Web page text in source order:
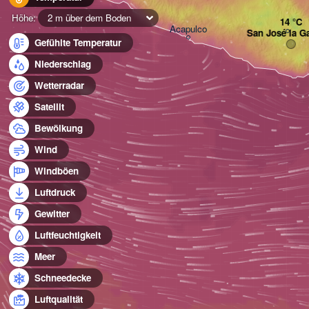
Höhe:
2 m über dem Boden
Gefühlte Temperatur
Niederschlag
Wetterradar
Satellit
Bewölkung
Wind
Windböen
Luftdruck
Gewitter
Luftfeuchtigkeit
Meer
Schneedecke
Luftqualität
Acapulco San José la